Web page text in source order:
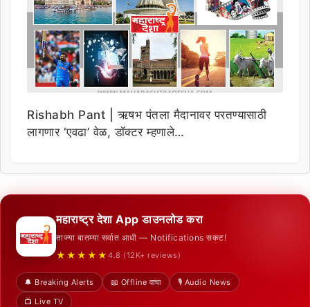
Rishabh Pant | ऋषभ पंतला मैदानावर परतण्यासाठी
लागणार ‘एवढा’ वेळ, डॉक्टर म्हणाले…
महाराष्ट्र देशा App डाउनलोड करा
ताज्या बातम्या सर्वात आधी — Notifications सकट!
★★★★★ 4.8 (12K+ reviews)
🔔 Breaking Alerts 📖 Offline वाचा
🎙️ Audio News
📺 Live TV